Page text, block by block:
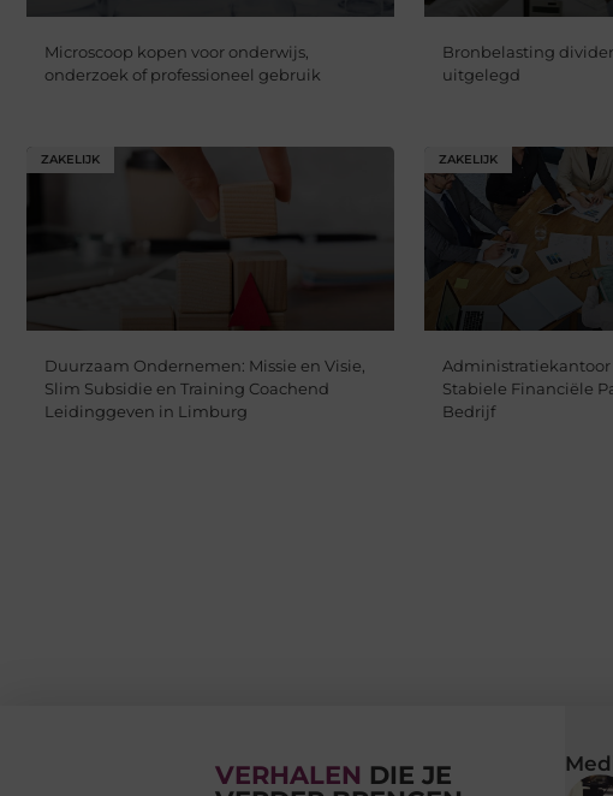
Microscoop kopen voor onderwijs,
onderzoek of professioneel gebruik
Bronbelasting
uitgelegd
ZAKELIJK
Duurzaam Ondernemen: Missie en Visie,
Slim Subsidie en Training Coachend
Leidinggeven in Limburg
ZAKELIJK
Stabiele Financiële
Bedrijf
VERHALEN DIE JE